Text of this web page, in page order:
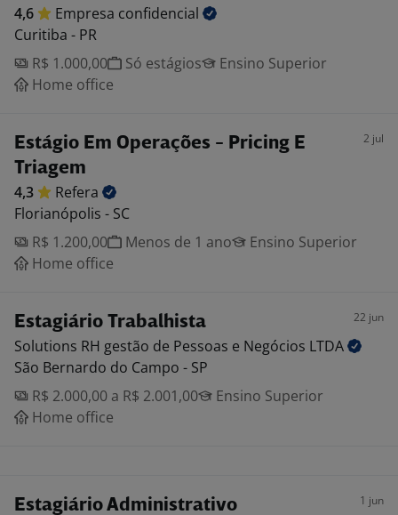
4,6 Empresa confidencial
Curitiba - PR
R$ 1.000,00
Só estágios
Ensino Superior
Home office
Estágio Em Operações - Pricing E
Triagem
2 jul
4,3
Refera
Florianópolis - SC
R$ 1.200,00
Menos de 1 ano
Ensino Superior
Home office
Estagiário Trabalhista 22 jun
Solutions RH gestão de Pessoas e Negócios LTDA
São Bernardo do Campo - SP
R$ 2.000,00 a R$ 2.001,00
Ensino Superior
Home office
Estagiário Administrativo 1 jun